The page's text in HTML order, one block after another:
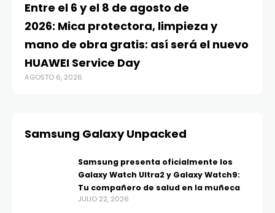
Entre el 6 y el 8 de agosto de
2026: Mica protectora, limpieza y
mano de obra gratis: así será el nuevo
HUAWEI Service Day
AGOSTO 6, 2026
Samsung Galaxy Unpacked
Samsung presenta oficialmente los
Galaxy Watch Ultra2 y Galaxy Watch9:
Tu compañero de salud en la muñeca
JULIO 22, 2026